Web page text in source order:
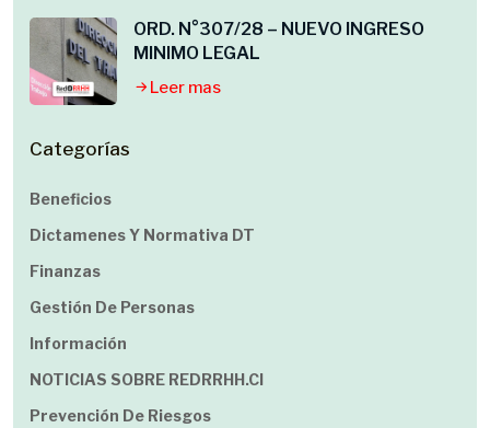
ORD. N°307/28 – NUEVO INGRESO
MINIMO LEGAL
Leer mas
Categorías
Beneficios
Dictamenes Y Normativa DT
Finanzas
Gestión De Personas
Información
NOTICIAS SOBRE REDRRHH.cl
Prevención De Riesgos